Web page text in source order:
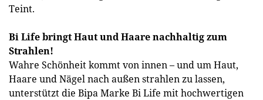
Teint.
Bi Life bringt Haut und Haare nachhaltig zum
Strahlen!
Wahre Schönheit kommt von innen – und um Haut,
Haare und Nägel nach außen strahlen zu lassen,
unterstützt die Bipa Marke Bi Life mit hochwertigen